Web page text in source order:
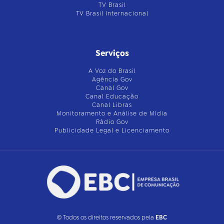
TV Brasil
TV Brasil Internacional
Serviços
A Voz do Brasil
Agência Gov
Canal Gov
Canal Educação
Canal Libras
Monitoramento e Análise de Mídia
Rádio Gov
Publicidade Legal e Licenciamento
© Todos os direitos reservados pela EBC